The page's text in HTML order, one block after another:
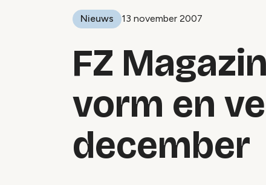
Nieuws 13 november 2007
FZ
vorm en
december